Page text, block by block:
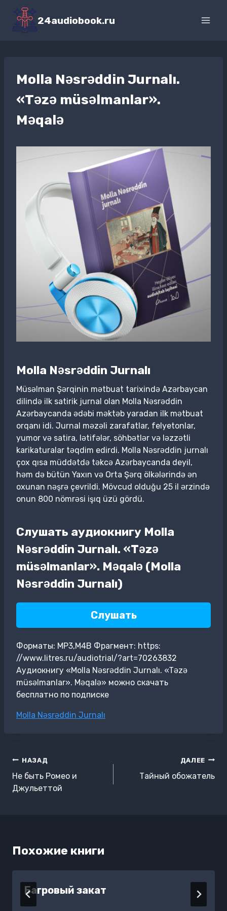
Перейти
содержимому
24audiobook.ru
Molla Nəsrəddin Jurnalı.
«Təzə müsəlmanlar».
Məqalə
Molla Nəsrəddin Jurnalı
Müsəlman Şərqinin mətbuat tarixində Azərbaycan
dilində ilk satirik jurnal olan Molla Nəsrəddin
Azərbaycanda ədəbi məktəb yaradan ilk mətbuat
orqanı idi. Jurnal məzəli zarafatlar, felyetonlar,
yumor və satira, lətifələr, söhbətlər və ləzzətli
karikaturalar təqdim edirdi. Molla Nəsrəddin jurnalı
çox qısa müddətdə təkcə Azərbaycanda deyil,
həm də bütün Yaxın və Orta Şərq ölkələrində ən
oxunan nəşrə çevrildi. Mövcud olduğu 25 il ərzində
onun 800 nömrəsi işıq üzü gördü.
Слушать аудиокнигу Molla
Nəsrəddin Jurnalı. «Təzə
müsəlmanlar». Məqalə (Molla
Nəsrəddin Jurnalı)
Слушать
Форматы: MP3,M4B Фрагмент: https:
//www.litres.ru/audiotrial/?art=70263832
Аудиокнигу «Molla Nəsrəddin Jurnalı. «Təzə
müsəlmanlar». Məqalə» можно скачать
бесплатно по подписке
Метки
Molla Nəsrəddin Jurnalı
Навигация
по
записям
НАЗАД
Не быть Ромео и
Джульеттой
ДАЛЕЕ
Тайный обожатель
Похожие книги
Багровый закат